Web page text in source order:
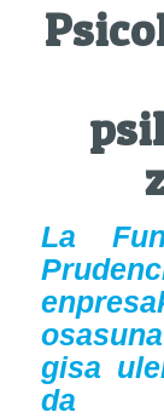
La
osasuna
gisa
da